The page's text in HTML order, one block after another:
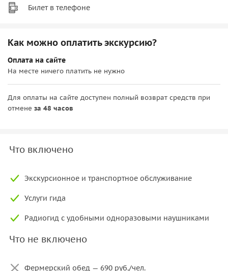
Билет в телефоне
Как можно оплатить экскурсию?
Оплата на сайте
На месте ничего платить не нужно
Для оплаты на сайте доступен полный возврат средств при
отмене за 48 часов
Что включено
Экскурсионное и транспортное обслуживание
Услуги гида
Радиогид с удобными одноразовыми наушниками
Что не включено
Фермерский обед — 690 руб./чел.